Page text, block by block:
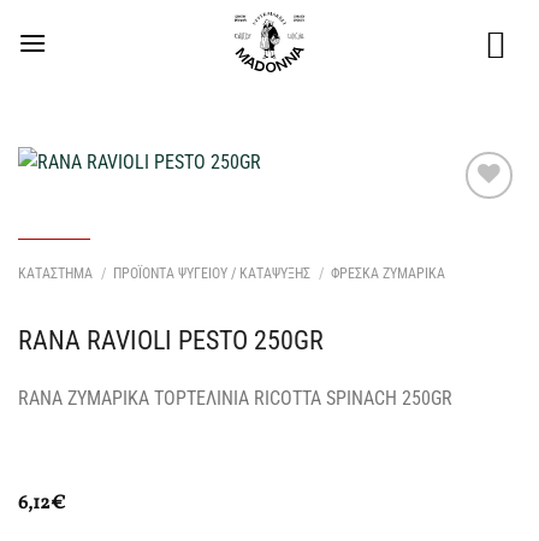
στο
Επιθυμιών
ΚΑΤΑΣΤΗΜΑ / ΠΡΟΪΟΝΤΑ ΨΥΓΕΙΟΥ / ΚΑΤΑΨΥΞΗΣ / ΦΡΕΣΚΑ ΖΥΜΑΡΙΚΑ
RANA RAVIOLI PESTO 250GR
RANA ΖΥΜΑΡΙΚΑ ΤΟΡΤΕΛΙΝΙΑ RICOTTA SPINACH 250GR
6,12€